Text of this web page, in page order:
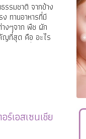
รรมชาติ จากข้าง
ทานอาหารที่มี
งๆจาก พืช ผัก
ญที่สุด คือ อะไร
ร์เอสเซนเชีย